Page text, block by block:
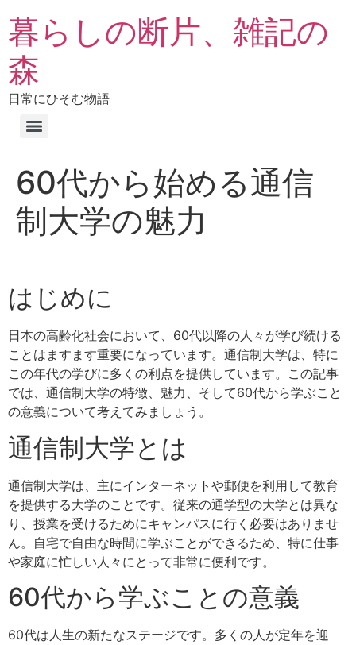
暮らしの断片、雑記の
森
日常にひそむ物語
60代から始める通信
制大学の魅力
はじめに
日本の高齢化社会において、60代以降の人々が学び続ける
ことはますます重要になっています。通信制大学は、特に
この年代の学びに多くの利点を提供しています。この記事
では、通信制大学の特徴、魅力、そして60代から学ぶこと
の意義について考えてみましょう。
通信制大学とは
通信制大学は、主にインターネットや郵便を利用して教育
を提供する大学のことです。従来の通学型の大学とは異な
り、授業を受けるためにキャンパスに行く必要はありませ
ん。自宅で自由な時間に学ぶことができるため、特に仕事
や家庭に忙しい人々にとって非常に便利です。
60代から学ぶことの意義
60代は人生の新たなステージです。多くの人が定年を迎